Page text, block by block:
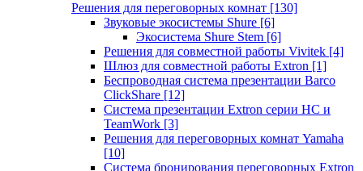
Решения для переговорных комнат [130]
Звуковые экосистемы Shure [6]
Экосистема Shure Stem [6]
Решения для совместной работы Vivitek [4]
Шлюз для совместной работы Extron [1]
Беспроводная система презентации Barco
ClickShare [12]
Система презентации Extron серии HC и
TeamWork [3]
Решения для переговорных комнат Yamaha
[10]
Система бронирования переговорных Extron